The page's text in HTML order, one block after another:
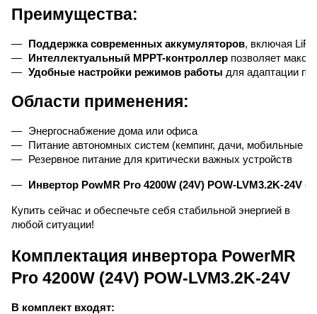
Преимущества:
Поддержка современных аккумуляторов, включая
Интеллектуальный MPPT-контроллер позволяет
Удобные настройки режимов работы для адаптации
Области применения:
Энергоснабжение дома или офиса
Питание автономных систем (кемпинг, дачи, мобильные
Резервное питание для критически важных устройств
Инвертор PowMR Pro 4200W (24V) POW-LVM3.2K-24V
Купить сейчас и обеспечьте себя стабильной энергией в
любой ситуации!
Комплектация инвертора PowerMR
Pro 4200W (24V) POW-LVM3.2K-24V
В комплект входят: